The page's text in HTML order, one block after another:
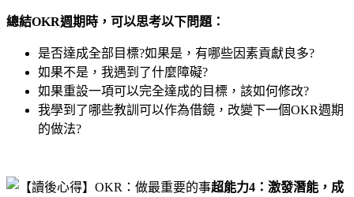
總結OKR週期時，可以思考以下問題：
是否達成全部目標?如果是，有哪些因素貢獻良多?
如果不是，我遇到了什麼障礙?
如果重設一項可以完全達成的目標，該如何修改?
我學到了哪些教訓可以作為借鏡，改變下一個OKR週期
的做法?
超能力4：激發潛能，成